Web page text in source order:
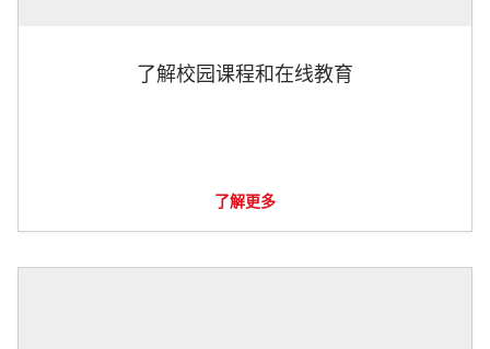
了解校园课程和在线教育
了解更多